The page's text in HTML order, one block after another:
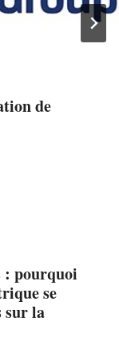
de
: pourquoi
se
sur la